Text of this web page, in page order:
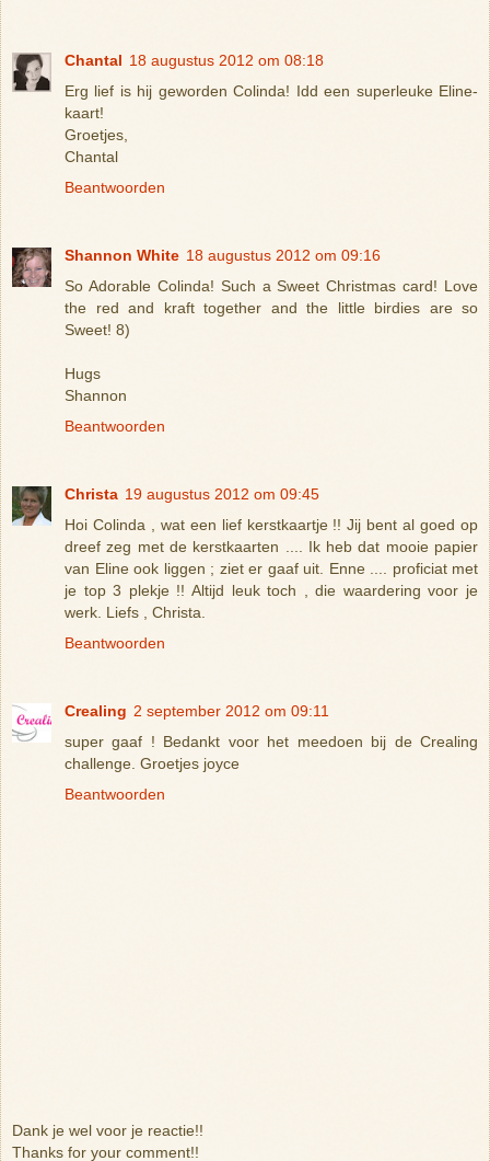
Chantal 18 augustus 2012 om 08:18
Erg lief is hij geworden Colinda! Idd een superleuke Eline-
kaart!
Groetjes,
Chantal
Beantwoorden
Shannon White 18 augustus 2012 om 09:16
So Adorable Colinda! Such a Sweet Christmas card! Love
the red and kraft together and the little birdies are so
Sweet! 8)
Hugs
Shannon
Beantwoorden
Christa 19 augustus 2012 om 09:45
Hoi Colinda , wat een lief kerstkaartje !! Jij bent al goed op
dreef zeg met de kerstkaarten .... Ik heb dat mooie papier
van Eline ook liggen ; ziet er gaaf uit. Enne .... proficiat met
je top 3 plekje !! Altijd leuk toch , die waardering voor je
werk. Liefs , Christa.
Beantwoorden
Crealing 2 september 2012 om 09:11
super gaaf ! Bedankt voor het meedoen bij de Crealing
challenge. Groetjes joyce
Beantwoorden
Dank je wel voor je reactie!!
Thanks for your comment!!